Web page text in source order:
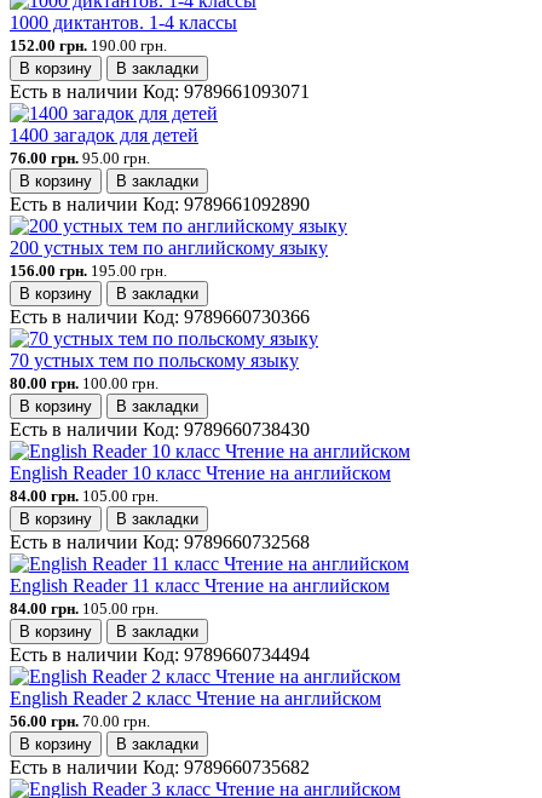
1000 диктантов. 1-4 классы
152.00 грн. 190.00 грн.
В корзину
В закладки
Есть в наличии Код: 9789661093071
1400 загадок для детей
76.00 грн. 95.00 грн.
В корзину
В закладки
Есть в наличии Код: 9789661092890
200 устных тем по английскому языку
156.00 грн. 195.00 грн.
В корзину
В закладки
Есть в наличии Код: 9789660730366
70 устных тем по польскому языку
80.00 грн. 100.00 грн.
В корзину
В закладки
Есть в наличии Код: 9789660738430
English Reader 10 класс Чтение на английском
84.00 грн. 105.00 грн.
В корзину
В закладки
Есть в наличии Код: 9789660732568
English Reader 11 класс Чтение на английском
84.00 грн. 105.00 грн.
В корзину
В закладки
Есть в наличии Код: 9789660734494
English Reader 2 класс Чтение на английском
56.00 грн. 70.00 грн.
В корзину
В закладки
Есть в наличии Код: 9789660735682